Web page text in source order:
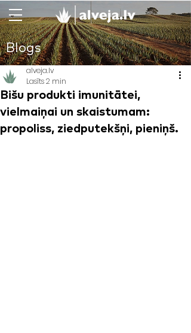
Blogs
Bišu produkti imunitātei,
vielmaiņai un skaistumam:
propoliss, ziedputekšņi, pieniņš.
alveja.lv
Lasīts 2 min